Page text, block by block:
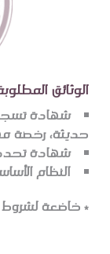
الوثائق
شهادة
حديثة، رخصة
شهادة
النظام
* خاضعة لشروط